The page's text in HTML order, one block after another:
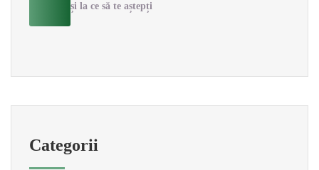
și la ce să te aștepți
Categorii